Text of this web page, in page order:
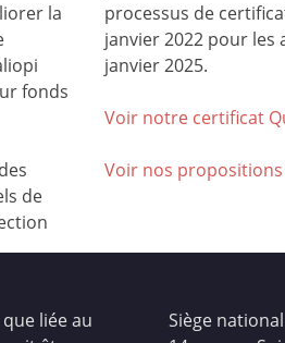
la
fonds
de
processus de
janvier 2022 pour
janvier 2025.
Voir notre certificat
Voir nos
liée au
Siège